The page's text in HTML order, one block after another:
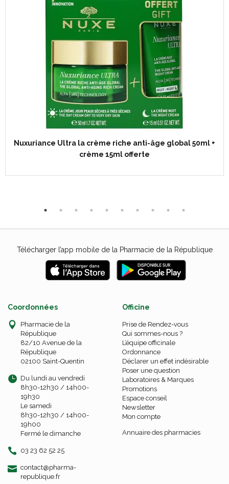
Nuxuriance Ultra la crème riche anti-âge global 50ml +
crème 15ml offerte
Télécharger l’app mobile de la Pharmacie de la République
Coordonnées
Pharmacie de la
République
82/10 Avenue de la
République
02100 Saint-Quentin
Du lundi au vendredi
8h30-12h30 / 14h00-
19h30
Le samedi
8h30-12h30 / 14h00-
19h00
Fermé le dimanche
03 23 62 52 25
contact-
@-
pharma-
republique.fr
Officine
Prise de Rendez-vous
Qui sommes-nous ?
L’équipe officinale
Ordonnance
Déclarer un effet indésirable
Poser une question
Laboratoires & Marques
Promotions
Espace conseil
Newsletter
Mon compte
Annuaire des pharmacies